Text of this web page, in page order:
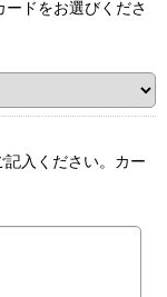
ドをお選びくださ
記入ください。カー